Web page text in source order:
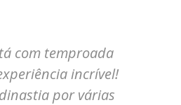
com temproada
incrível!
por várias